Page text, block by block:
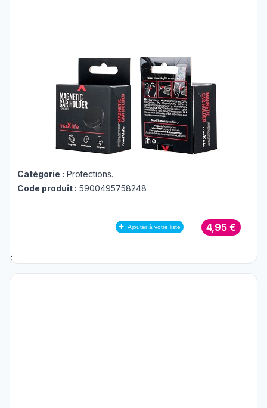
Catégorie : Protections.
Code produit : 5900495758248
Ajouter à votre liste 4,95 €
;